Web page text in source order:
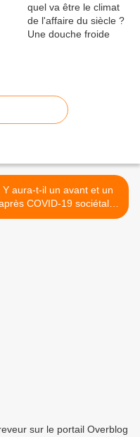
Y aura-t-il un avant et un
COVID-19 sociétal ?
les bouleversements du
sur le portail Overblog